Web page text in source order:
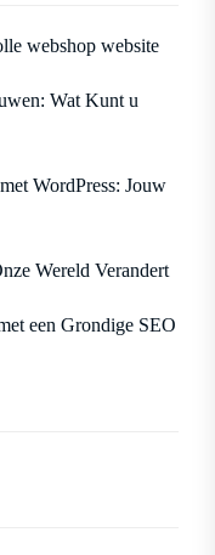
webshop website
Wat Kunt u
WordPress: Jouw
Wereld Verandert
een Grondige SEO